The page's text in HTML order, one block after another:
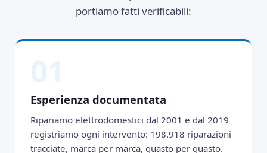
portiamo fatti verificabili:
Esperienza documentata
Ripariamo elettrodomestici dal 2001 e dal 2019
registriamo ogni intervento: 198.918 riparazioni
tracciate, marca per marca, guasto per guasto.